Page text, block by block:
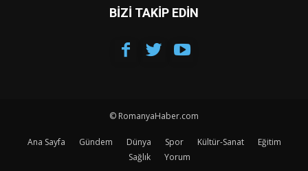
BİZİ TAKİP EDİN
© RomanyaHaber.com
Ana Sayfa Gündem Dünya Spor Kültür-Sanat
Eğitim
Sağlık
Yorum